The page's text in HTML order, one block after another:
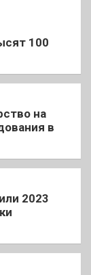
100
на
в
2023